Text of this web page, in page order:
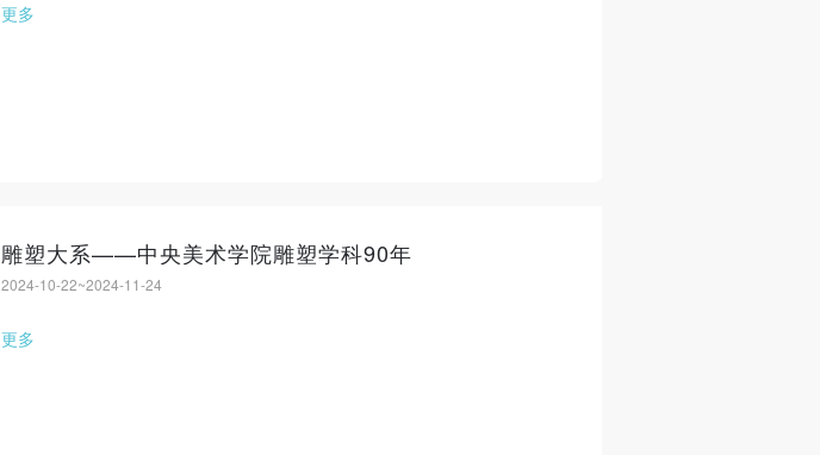
更多
雕塑大系——中央美术学院雕塑学科90年
2024-10-22~2024-11-24
更多